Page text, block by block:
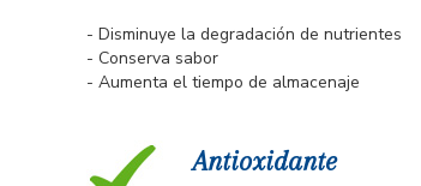
- Disminuye la degradación de nutrientes
- Conserva sabor
- Aumenta el tiempo de almacenaje
Antioxidante